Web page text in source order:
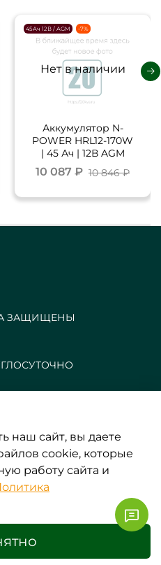
Нет в наличии
45Ач 12В / AGM -7%
Аккумулятор N-
POWER HRL12-170W
| 45 Ач | 12В AGM
10 087 ₽ 10 846 ₽
ЗАЩИЩЕНЫ
наш сайт, вы даете
cookie, которые
работу сайта и